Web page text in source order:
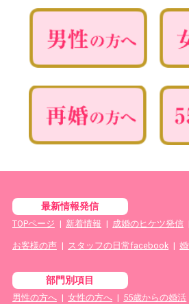
最新情報発信
TOPページ | 新着情報 | 成婚のヒケツ発信 |
お客様の声| スタッフの日常facebook |
部門別項目
男性の方へ| 女性の方へ | 55歳からの婚活